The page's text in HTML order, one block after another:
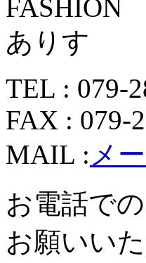
TEL : 079-
FAX : 079-
MAIL : メ
お電話で
お願いいた